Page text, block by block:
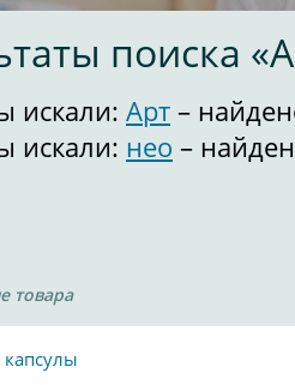
поиска
искали: Арт –
искали: нео –
товара